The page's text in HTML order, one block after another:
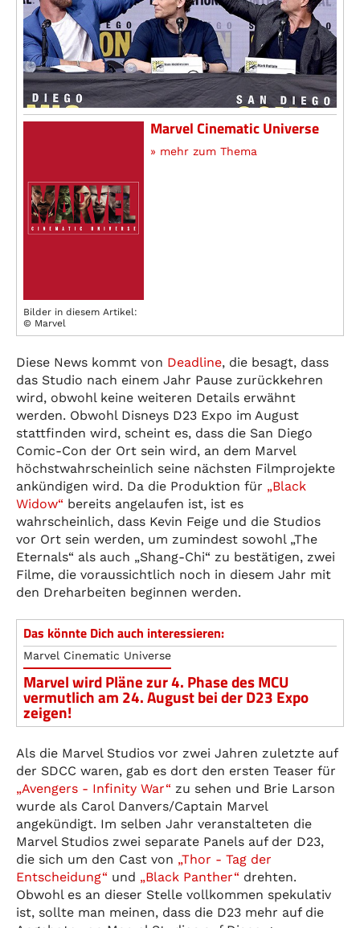
Bilder in diesem Artikel:
© Marvel
Marvel Cinematic Universe
» mehr zum Thema
Diese News kommt von Deadline, die besagt, dass
das Studio nach einem Jahr Pause zurückkehren
wird, obwohl keine weiteren Details erwähnt
werden. Obwohl Disneys D23 Expo im August
stattfinden wird, scheint es, dass die San Diego
Comic-Con der Ort sein wird, an dem Marvel
höchstwahrscheinlich seine nächsten Filmprojekte
ankündigen wird. Da die Produktion für „Black
Widow“ bereits angelaufen ist, ist es
wahrscheinlich, dass Kevin Feige und die Studios
vor Ort sein werden, um zumindest sowohl „The
Eternals“ als auch „Shang-Chi“ zu bestätigen, zwei
Filme, die voraussichtlich noch in diesem Jahr mit
den Dreharbeiten beginnen werden.
Das könnte Dich auch interessieren:
Marvel Cinematic Universe
Marvel wird Pläne zur 4. Phase des MCU
vermutlich am 24. August bei der D23 Expo
zeigen!
Als die Marvel Studios vor zwei Jahren zuletzte auf
der SDCC waren, gab es dort den ersten Teaser für
„Avengers - Infinity War“ zu sehen und Brie Larson
wurde als Carol Danvers/Captain Marvel
angekündigt. Im selben Jahr veranstalteten die
Marvel Studios zwei separate Panels auf der D23,
die sich um den Cast von „Thor - Tag der
Entscheidung“ und „Black Panther“ drehten.
Obwohl es an dieser Stelle vollkommen spekulativ
ist, sollte man meinen, dass die D23 mehr auf die